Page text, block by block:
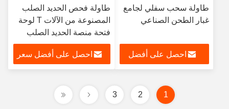
طاولة سحب سفلي لجامع
غبار الطحن الصناعي
احصل على أفضل
طاولة فحص الحديد الصلب
المصنوعة من الآلات T لوحة
فتحة منصة الحديد الصلب
احصل على أفضل سعر
1
2
3